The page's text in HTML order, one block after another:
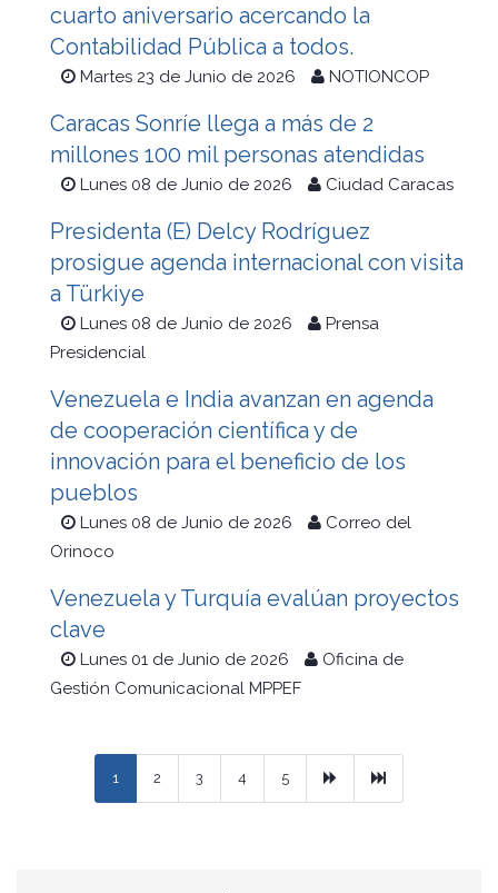
cuarto aniversario acercando la
Contabilidad Pública a todos.
Martes 23 de Junio de 2026 NOTIONCOP
Caracas Sonríe llega a más de 2
millones 100 mil personas atendidas
Lunes 08 de Junio de 2026 Ciudad Caracas
Presidenta (E) Delcy Rodríguez
prosigue agenda internacional con visita
a Türkiye
Lunes 08 de Junio de 2026
Prensa
Presidencial
Venezuela e India avanzan en agenda
de cooperación científica y de
innovación para el beneficio de los
pueblos
Lunes 08 de Junio de 2026
Correo del
Orinoco
Venezuela y Turquía evalúan proyectos
clave
Lunes 01 de Junio de 2026
Oficina de
Gestión Comunicacional MPPEF
1 2 3 4 5 Ultimo